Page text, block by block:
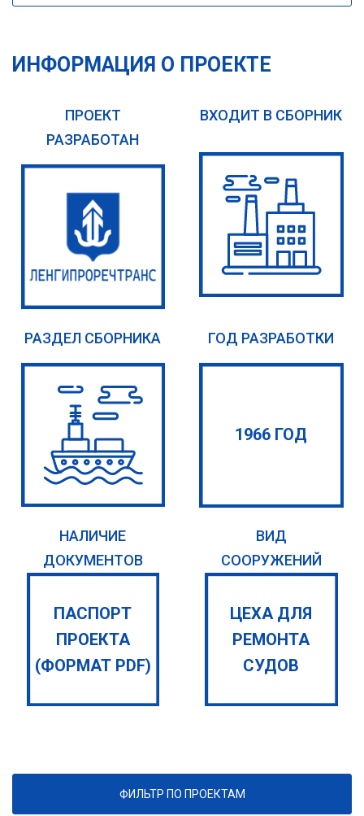
ИНФОРМАЦИЯ О ПРОЕКТЕ
ПРОЕКТ
РАЗРАБОТАН
ВХОДИТ В СБОРНИК
РАЗДЕЛ СБОРНИКА ГОД РАЗРАБОТКИ
1966 ГОД
НАЛИЧИЕ
ДОКУМЕНТОВ
ПАСПОРТ
ПРОЕКТА
(ФОРМАТ PDF)
ВИД
СООРУЖЕНИЙ
ЦЕХА ДЛЯ
РЕМОНТА
СУДОВ
ФИЛЬТР ПО ПРОЕКТАМ